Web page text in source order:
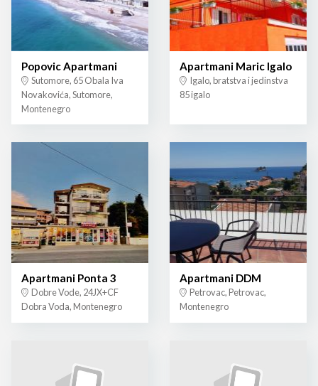
Popovic Apartmani
Sutomore, 65 Obala Iva
Novakovića, Sutomore,
Montenegro
Apartmani Maric Igalo
Igalo, bratstva i jedinstva
85 igalo
Apartmani Ponta 3
Dobre Vode, 24JX+CF
Dobra Voda, Montenegro
Apartmani DDM
Petrovac, Petrovac,
Montenegro